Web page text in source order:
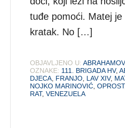
tuđe pomoći. Matej
kratak. No […]
OBJAVLJENO U:
OZNAKE: 111. BRIGADA HV,
DJECA FRANJO LAV XIV,
NOJKO MARINOVIĆ ,OPROST,
RAT,VENEZUELA